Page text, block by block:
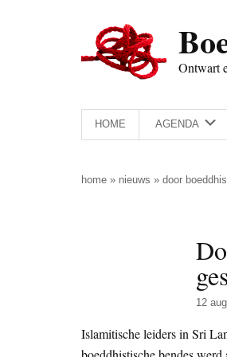
Ontwart
HOME AGENDA
home » nieuws » door
12
Islamitische leiders in Sri